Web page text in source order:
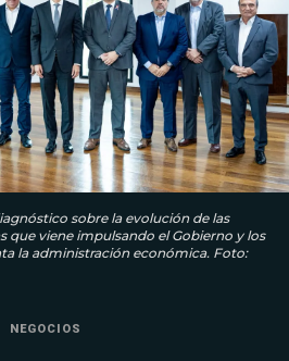
sobre la evolución de las
que viene impulsando el Gobierno y los
la administración económica. Foto:
NEGOCIOS